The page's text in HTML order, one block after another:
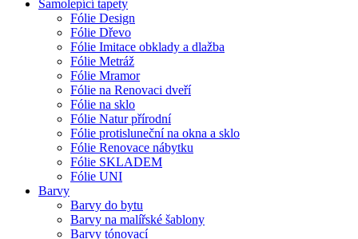
Samolepící tapety
Fólie Design
Fólie Dřevo
Fólie Imitace obklady a dlažba
Fólie Metráž
Fólie Mramor
Fólie na Renovaci dveří
Fólie na sklo
Fólie Natur přírodní
Fólie protisluneční na okna a sklo
Fólie Renovace nábytku
Fólie SKLADEM
Fólie UNI
Barvy
Barvy do bytu
Barvy na malířské šablony
Barvy tónovací